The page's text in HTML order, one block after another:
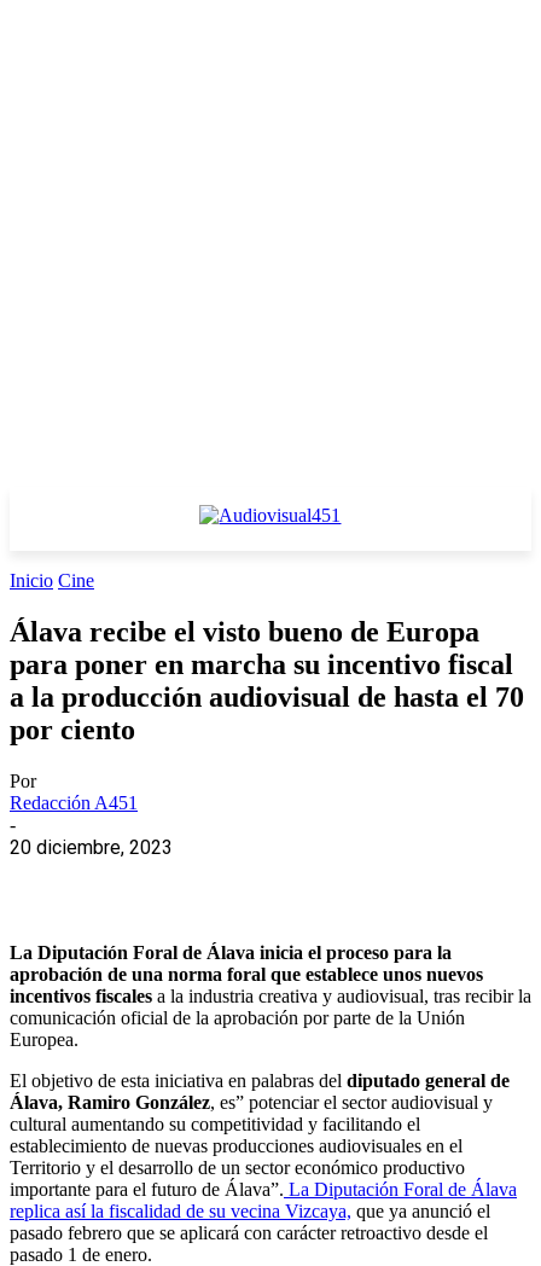
Inicio Cine
Álava recibe el visto bueno de Europa
para poner en marcha su incentivo fiscal
a la producción audiovisual de hasta el 70
por ciento
Por
Redacción A451
-
20 diciembre, 2023
La Diputación Foral de Álava inicia el proceso para la
aprobación de una norma foral que establece unos nuevos
incentivos fiscales a la industria creativa y audiovisual, tras recibir la
comunicación oficial de la aprobación por parte de la Unión
Europea.
El objetivo de esta iniciativa en palabras del diputado general de
Álava, Ramiro González, es” potenciar el sector audiovisual y
cultural aumentando su competitividad y facilitando el
establecimiento de nuevas producciones audiovisuales en el
Territorio y el desarrollo de un sector económico productivo
importante para el futuro de Álava”. La Diputación Foral de Álava
replica así la fiscalidad de su vecina Vizcaya, que ya anunció el
pasado febrero que se aplicará con carácter retroactivo desde el
pasado 1 de enero.